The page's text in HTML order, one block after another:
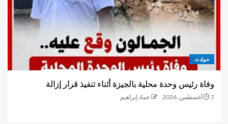
حوادث
وفاة رئيس وحدة محلية بالجيزة أثناء تنفيذ قرار إزالة
7 أغسطس، 2026 عماد إبراهيم